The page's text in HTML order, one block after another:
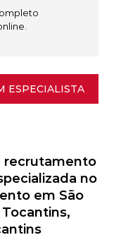
ESPECIALISTA
recrutamento
no
em São